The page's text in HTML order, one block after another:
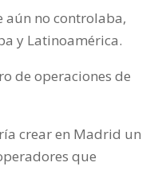
aún no controlaba,
y Latinoamérica.
de operaciones de
crear en Madrid un
que